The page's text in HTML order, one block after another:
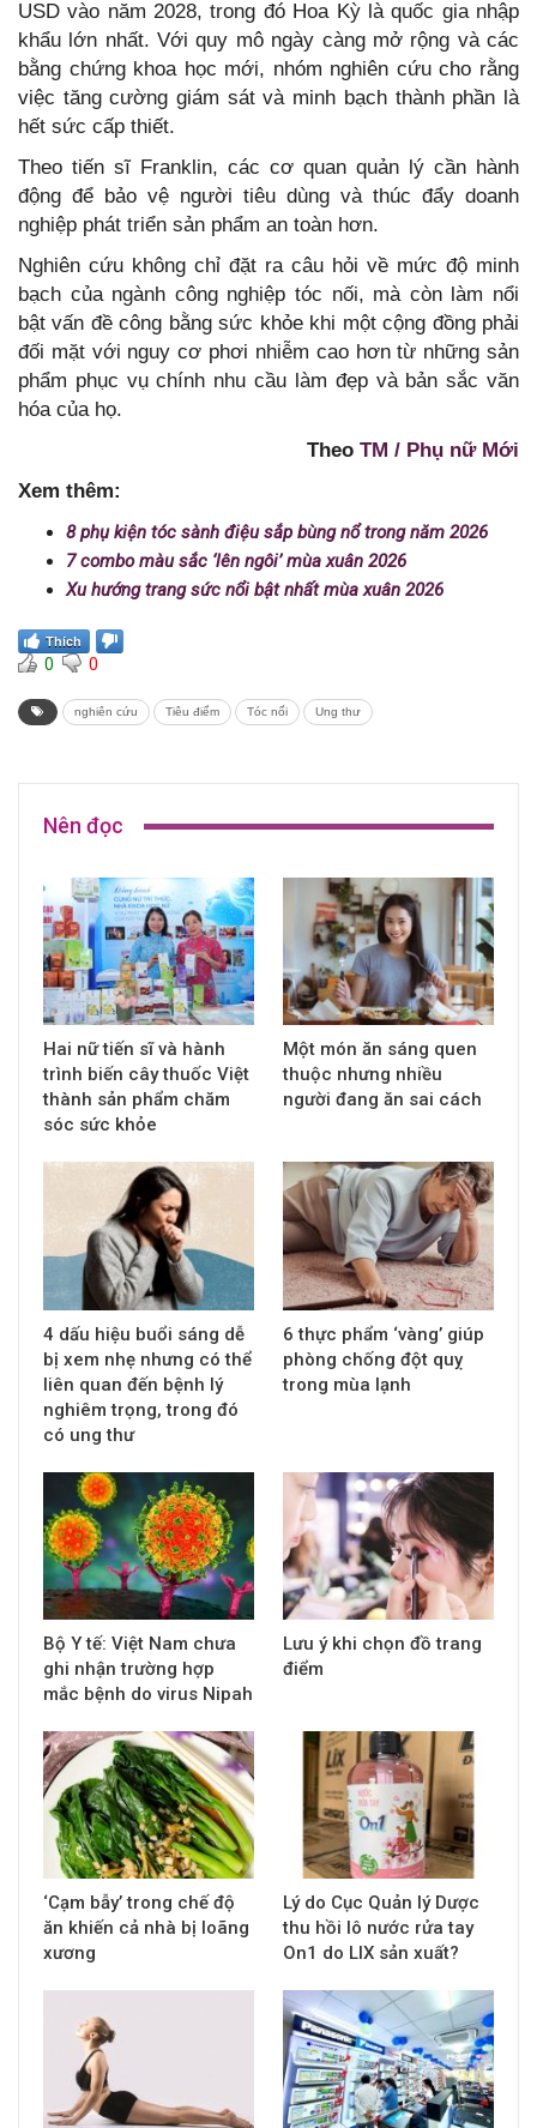
USD vào năm 2028, trong đó Hoa Kỳ là quốc gia nhập
khẩu lớn nhất. Với quy mô ngày càng mở rộng và các
bằng chứng khoa học mới, nhóm nghiên cứu cho rằng
việc tăng cường giám sát và minh bạch thành phần là
hết sức cấp thiết.
Theo tiến sĩ Franklin, các cơ quan quản lý cần hành
động để bảo vệ người tiêu dùng và thúc đẩy doanh
nghiệp phát triển sản phẩm an toàn hơn.
Nghiên cứu không chỉ đặt ra câu hỏi về mức độ minh
bạch của ngành công nghiệp tóc nối, mà còn làm nổi
bật vấn đề công bằng sức khỏe khi một cộng đồng phải
đối mặt với nguy cơ phơi nhiễm cao hơn từ những sản
phẩm phục vụ chính nhu cầu làm đẹp và bản sắc văn
hóa của họ.
Theo TM / Phụ nữ Mới
Xem thêm:
8 phụ kiện tóc sành điệu sắp bùng nổ trong năm 2026
7 combo màu sắc ‘lên ngôi’ mùa xuân 2026
Xu hướng trang sức nổi bật nhất mùa xuân 2026
Thích
0 0
nghiên cứu Tiêu điểm Tóc nối Ung thư
Nên đọc
Hai nữ tiến sĩ và hành
trình biến cây thuốc Việt
thành sản phẩm chăm
sóc sức khỏe
Một món ăn sáng quen
thuộc nhưng nhiều
người đang ăn sai cách
4 dấu hiệu buổi sáng dễ
bị xem nhẹ nhưng có thể
liên quan đến bệnh lý
nghiêm trọng, trong đó
có ung thư
6 thực phẩm ‘vàng’ giúp
phòng chống đột quỵ
trong mùa lạnh
Bộ Y tế: Việt Nam chưa
ghi nhận trường hợp
mắc bệnh do virus Nipah
Lưu ý khi chọn đồ trang
điểm
‘Cạm bẫy’ trong chế độ
ăn khiến cả nhà bị loãng
xương
Lý do Cục Quản lý Dược
thu hồi lô nước rửa tay
On1 do LIX sản xuất?